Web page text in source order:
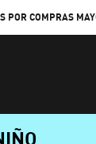
POR COMPRAS